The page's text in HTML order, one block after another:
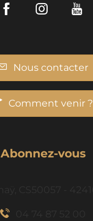
FacebookInstagram
Nous contacter
Comment venir ?
Abonnez-vous